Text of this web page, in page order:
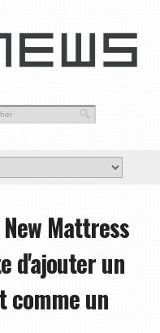
Mattress
d'ajouter un
comme un